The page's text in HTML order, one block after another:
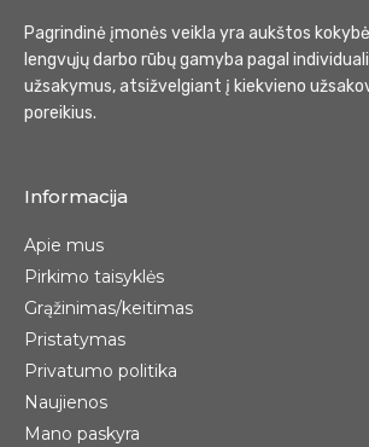
Pagrindinė įmonės veikla yra aukštos
lengvųjų darbo rūbų gamyba pagal
užsakymus, atsižvelgiant į kiekvieno
poreikius.
Informacija
Apie mus
Pirkimo taisyklės
Grąžinimas/keitimas
Pristatymas
Privatumo politika
Naujienos
Mano paskyra